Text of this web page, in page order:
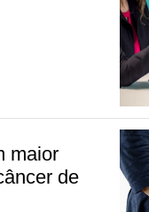
maior
de